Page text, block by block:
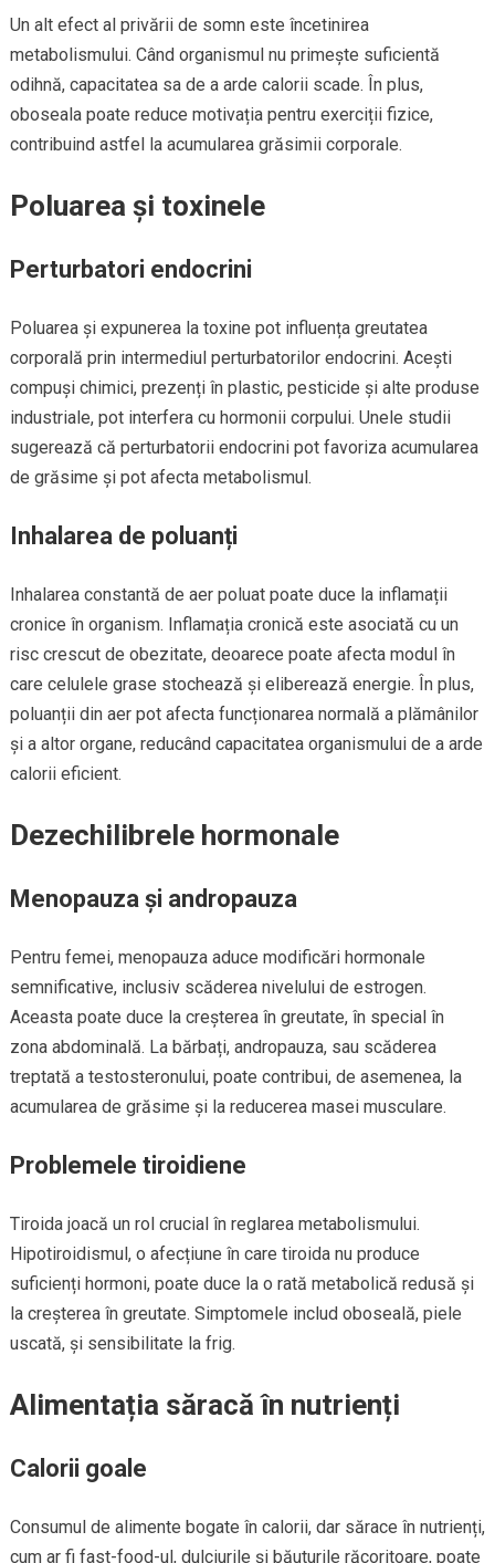
Un alt efect al privării de somn este încetinirea
metabolismului. Când organismul nu primește suficientă
odihnă, capacitatea sa de a arde calorii scade. În plus,
oboseala poate reduce motivația pentru exerciții fizice,
contribuind astfel la acumularea grăsimii corporale.
Poluarea și toxinele
Perturbatori endocrini
Poluarea și expunerea la toxine pot influența greutatea
corporală prin intermediul perturbatorilor endocrini. Acești
compuși chimici, prezenți în plastic, pesticide și alte produse
industriale, pot interfera cu hormonii corpului. Unele studii
sugerează că perturbatorii endocrini pot favoriza acumularea
de grăsime și pot afecta metabolismul.
Inhalarea de poluanți
Inhalarea constantă de aer poluat poate duce la inflamații
cronice în organism. Inflamația cronică este asociată cu un
risc crescut de obezitate, deoarece poate afecta modul în
care celulele grase stochează și eliberează energie. În plus,
poluanții din aer pot afecta funcționarea normală a plămânilor
și a altor organe, reducând capacitatea organismului de a arde
calorii eficient.
Dezechilibrele hormonale
Menopauza și andropauza
Pentru femei, menopauza aduce modificări hormonale
semnificative, inclusiv scăderea nivelului de estrogen.
Aceasta poate duce la creșterea în greutate, în special în
zona abdominală. La bărbați, andropauza, sau scăderea
treptată a testosteronului, poate contribui, de asemenea, la
acumularea de grăsime și la reducerea masei musculare.
Problemele tiroidiene
Tiroida joacă un rol crucial în reglarea metabolismului.
Hipotiroidismul, o afecțiune în care tiroida nu produce
suficienți hormoni, poate duce la o rată metabolică redusă și
la creșterea în greutate. Simptomele includ oboseală, piele
uscată, și sensibilitate la frig.
Alimentația săracă în nutrienți
Calorii goale
Consumul de alimente bogate în calorii, dar sărace în nutrienți,
cum ar fi fast-food-ul, dulciurile și băuturile răcoritoare, poate